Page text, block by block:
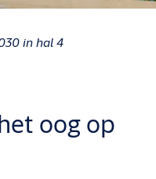
in hal 4
oog op